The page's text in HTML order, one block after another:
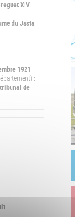
XIV
du Jasta
1921
:
de